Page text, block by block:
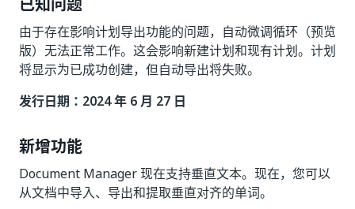
已知问题
由于存在影响计划导出功能的问题，自动微调循环（预览
版）无法正常工作。这会影响新建计划和现有计划。计划
将显示为已成功创建，但自动导出将失败。
发行日期：2024 年 6 月 27 日
新增功能
Document Manager 现在支持垂直文本。现在，您可以
从文档中导入、导出和提取垂直对齐的单词。